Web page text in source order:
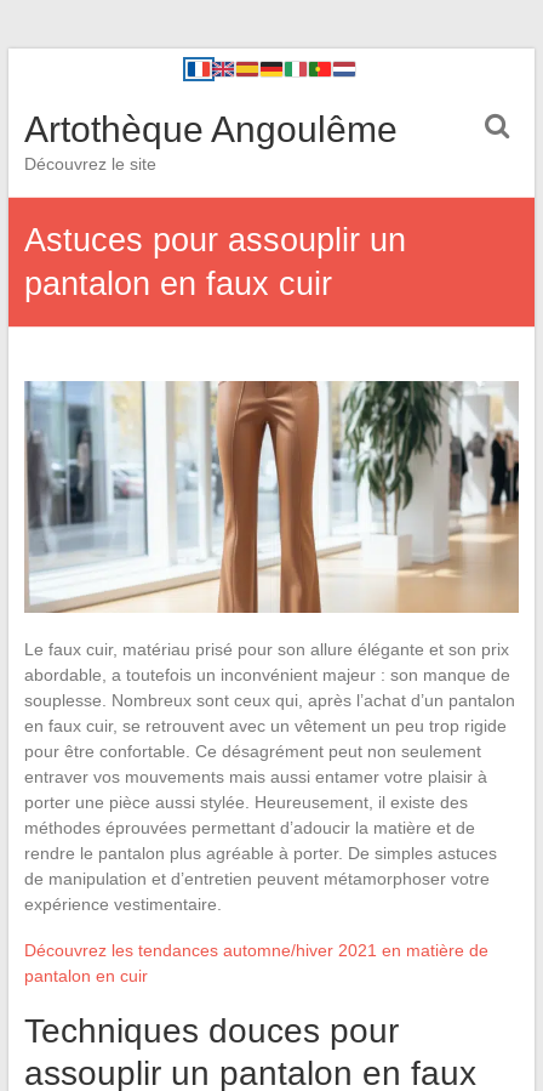
Artothèque Angoulême
Découvrez le site
Astuces pour assouplir un
pantalon en faux cuir
Le faux cuir, matériau prisé pour son allure élégante et son prix
abordable, a toutefois un inconvénient majeur : son manque de
souplesse. Nombreux sont ceux qui, après l’achat d’un pantalon
en faux cuir, se retrouvent avec un vêtement un peu trop rigide
pour être confortable. Ce désagrément peut non seulement
entraver vos mouvements mais aussi entamer votre plaisir à
porter une pièce aussi stylée. Heureusement, il existe des
méthodes éprouvées permettant d’adoucir la matière et de
rendre le pantalon plus agréable à porter. De simples astuces
de manipulation et d’entretien peuvent métamorphoser votre
expérience vestimentaire.
Découvrez les tendances automne/hiver 2021 en matière de
pantalon en cuir
Techniques douces pour
assouplir un pantalon en faux